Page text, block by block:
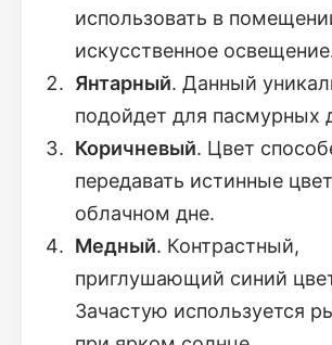
использовать в
искусственное
Янтарный. Данный
подойдет для пасмурных
Коричневый. Цвет
передавать истинные
облачном дне.
Медный. Контрастный,
приглушающий синий
Зачастую используется